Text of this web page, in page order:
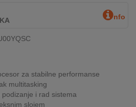
nfo
za stabilne performanse
multitasking
i rad sistema
slojem